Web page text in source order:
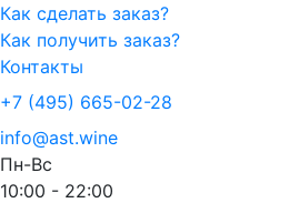
Как сделать заказ?
Как получить заказ?
Контакты
+7 (495) 665-02-28
info@ast.wine
Пн-Вс
10:00 - 22:00